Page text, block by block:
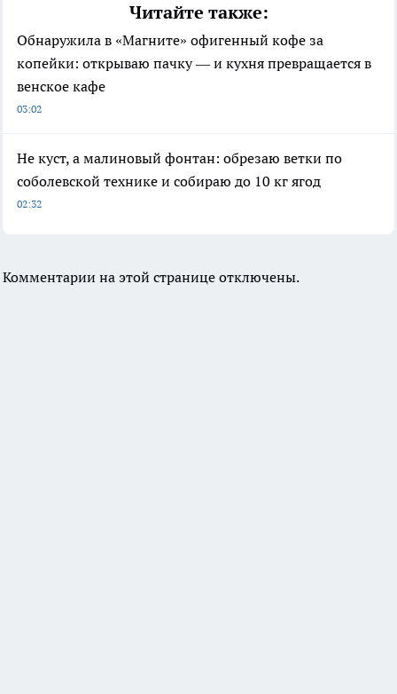
Читайте также:
Обнаружила в «Магните» офигенный кофе за
копейки: открываю пачку — и кухня превращается в
венское кафе
03:02
Не куст, а малиновый фонтан: обрезаю ветки по
соболевской технике и собираю до 10 кг ягод
02:32
Комментарии на этой странице отключены.